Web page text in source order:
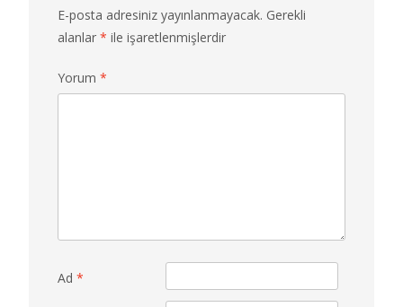
E-posta adresiniz yayınlanmayacak. Gerekli
alanlar * ile işaretlenmişlerdir
Yorum *
Ad *